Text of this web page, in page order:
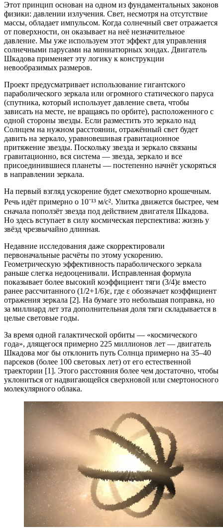
Этот принцип основан на одном из фундаментальных законов
физики: давлении излучения. Свет, несмотря на отсутствие
массы, обладает импульсом. Когда солнечный свет отражается
от поверхности, он оказывает на неё незначительное
давление. Мы уже используем этот эффект для управления
солнечными парусами на миниатюрных зондах. Двигатель
Шкадова применяет эту логику к конструкции
невообразимых размеров.
Проект предусматривает использование гигантского
параболического зеркала или огромного статического паруса
(спутника, который использует давление света, чтобы
зависать на месте, не вращаясь по орбите), расположенного с
одной стороны звезды. Если разместить это зеркало над
Солнцем на нужном расстоянии, отражённый свет будет
давить на зеркало, уравновешивая гравитационное
притяжение звезды. Поскольку звезда и зеркало связаны
гравитационно, вся система — звезда, зеркало и все
присоединившиеся планеты — постепенно начнёт ускоряться
в направлении зеркала.
На первый взгляд ускорение будет смехотворно крошечным.
Речь идёт примерно о 10⁻¹³ м/с². Улитка движется быстрее, чем
сначала поползёт звезда под действием двигателя Шкадова.
Но здесь вступает в силу космическая перспектива: жизнь у
звёзд чрезвычайно длинная.
Недавние исследования даже скорректировали
первоначальные расчёты по этому ускорению.
Геометрическую эффективность параболического зеркала
раньше слегка недооценивали. Исправленная формула
показывает более высокий коэффициент тяги (3/4)ε вместо
ранее рассчитанного (1/2+1/6)ε, где ε обозначает коэффициент
отражения зеркала [2]. На бумаге это небольшая поправка, но
за миллиард лет эта дополнительная доля тяги складывается в
целые световые годы.
За время одной галактической орбиты — «космического
года», длящегося примерно 225 миллионов лет — двигатель
Шкадова мог бы отклонить путь Солнца примерно на 35–40
парсеков (более 100 световых лет) от его естественной
траектории [1]. Этого расстояния более чем достаточно, чтобы
уклониться от надвигающейся сверхновой или смертоносного
молекулярного облака.